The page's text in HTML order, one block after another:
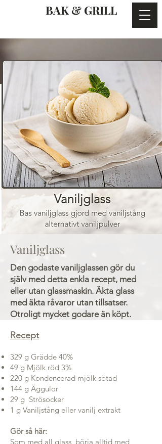
BAK & GRILL
Vaniljglass
Den godaste vaniljglassen gör du
själv med detta enkla recept, med
eller utan glassmaskin. Äkta glass
med äkta råvaror utan tillsatser.
Otroligt mycket godare än köpt.
Recept
329 g Grädde 40%
49 g Mjölk röd 3%
220 g Kondencerad mjölk sötad
144 g Äggulor
29 g Strösocker
1 g Vaniljstång eller vanilj extrakt
Gör så här:
Som med all glass, börja alltid med